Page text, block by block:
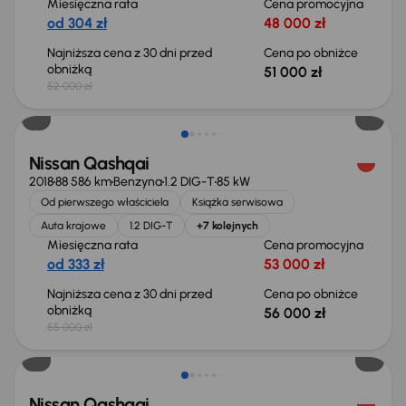
Miesięczna rata
od 304 zł
Cena promocyjna
48 000 zł
Najniższa cena z 30 dni przed
obniżką
52 000 zł
Cena po obniżce
51 000 zł
Świeżo skupione
Nissan Qashqai
201888 586 kmBenzyna1.2 DIG-T85 kW
Od pierwszego właściciela
Książka serwisowa
Auta krajowe
1.2 DIG-T +7 kolejnych
Miesięczna rata
od 333 zł
Cena promocyjna
53 000 zł
Najniższa cena z 30 dni przed
obniżką
55 000 zł
Cena po obniżce
56 000 zł
Taniej o 1 500 zł